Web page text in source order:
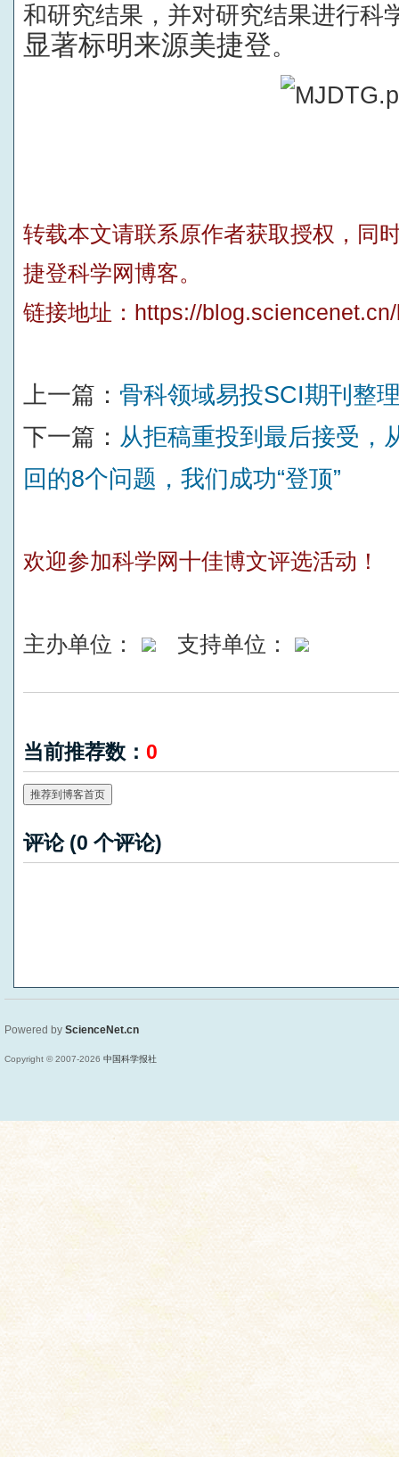
和研究结果，并对研究结果进行科
显著标明来源美捷登。
转载本文请联系原作者获取授权，同
捷登科学网博客。
链接地址： https://
上一篇： 骨科领域易投SCI期刊整
下一篇： 从拒稿重投到最后接受，
回的8个问题，我们成功“登顶”
欢迎参加科学网十佳博文评选活动！
主办单位： 支持单位：
当前推荐数： 0
推荐到博客首页
评论 (0 个评论)
Powered by ScienceNet.cn
Copyright © 2007-2026 中国科学报社